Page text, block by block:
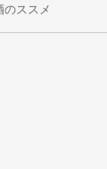
のススメ